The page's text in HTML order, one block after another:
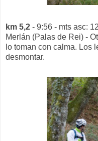
km 5,2 - 9:56 - mts asc:
Merlán (Palas de Rei) -
lo toman con calma. Los
desmontar.